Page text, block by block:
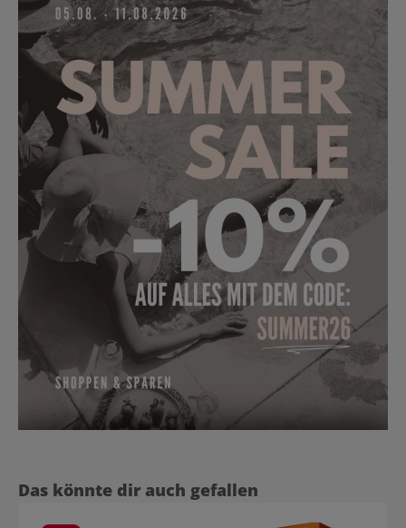
Produktgalerie überspringen
Das könnte dir auch gefallen